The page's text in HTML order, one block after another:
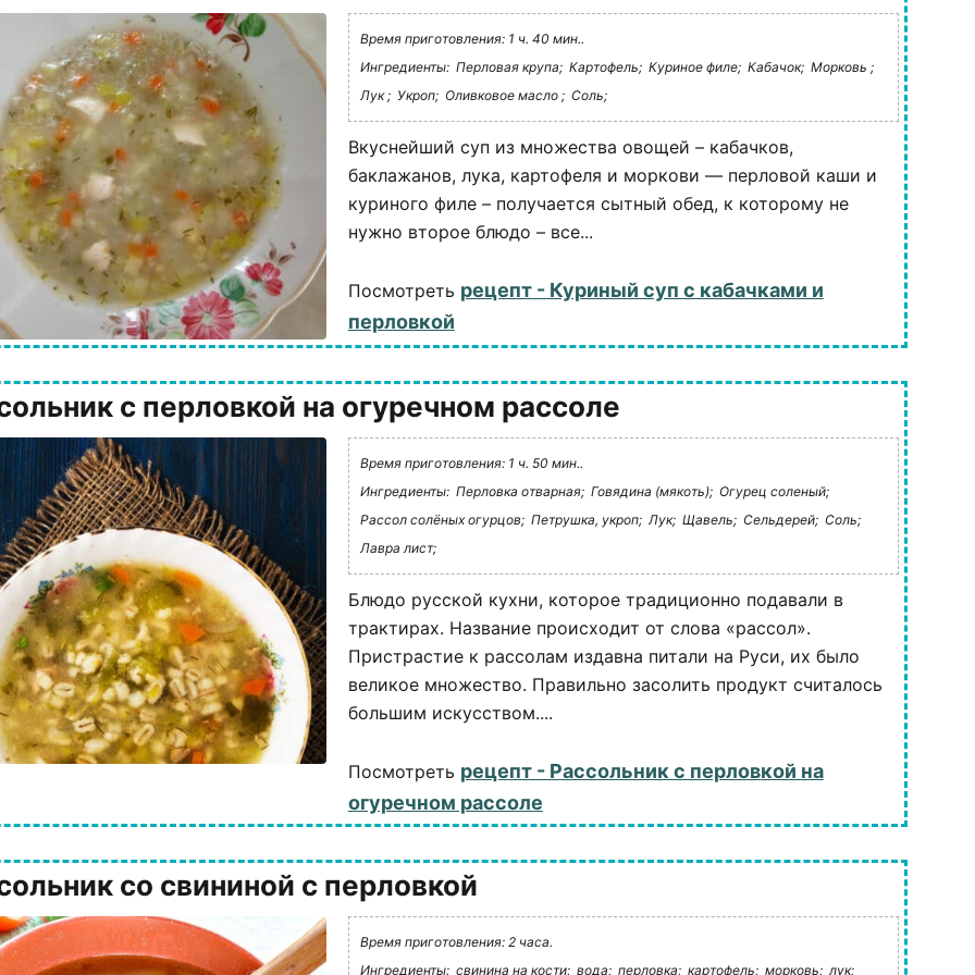
Время приготовления: 1 ч. 40 мин..
Ингредиенты: Перловая крупа; Картофель; Куриное филе; Кабачок; Морковь ;
Лук ; Укроп; Оливковое масло ; Соль;
Вкуснейший суп из множества овощей – кабачков,
баклажанов, лука, картофеля и моркови — перловой каши и
куриного филе – получается сытный обед, к которому не
нужно второе блюдо – все...
Посмотреть рецепт - Куриный суп с кабачками и
перловкой
с перловкой на огуречном рассоле
Время приготовления: 1 ч. 50 мин..
Ингредиенты: Перловка отварная; Говядина (мякоть); Огурец соленый;
Рассол солёных огурцов; Петрушка, укроп; Лук; Щавель; Сельдерей; Соль;
Лавра лист;
Блюдо русской кухни, которое традиционно подавали в
трактирах. Название происходит от слова «рассол».
Пристрастие к рассолам издавна питали на Руси, их было
великое множество. Правильно засолить продукт считалось
большим искусством....
Посмотреть рецепт - Рассольник с перловкой на
огуречном рассоле
со свининой с перловкой
Время приготовления: 2 часа.
Ингредиенты: свинина на кости; вода; перловка; картофель; морковь; лук;